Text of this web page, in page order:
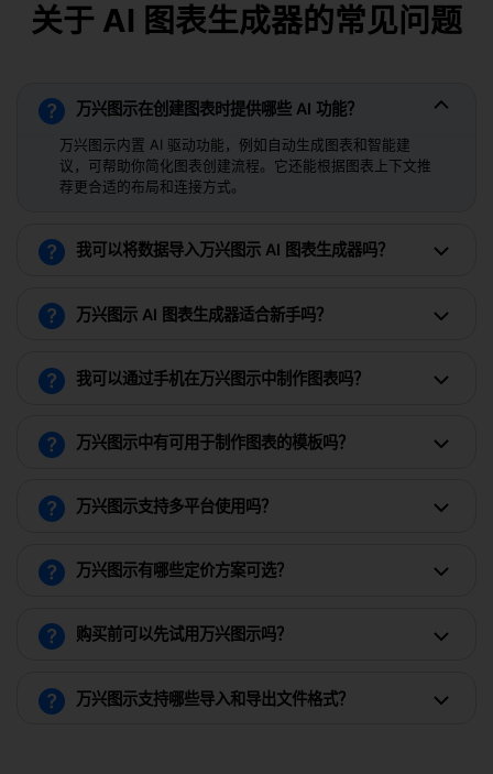
在线编辑
关于 AI 图表生成器的常见问题
万兴图示在创建图表时提供哪些 AI 功能？
万兴图示内置 AI 驱动功能，例如自动生成图表和智能建
议，可帮助你简化图表创建流程。它还能根据图表上下文推
荐更合适的布局和连接方式。
我可以将数据导入万兴图示 AI 图表生成器吗？
万兴图示 AI 图表生成器适合新手吗？
我可以通过手机在万兴图示中制作图表吗？
万兴图示中有可用于制作图表的模板吗？
万兴图示支持多平台使用吗？
万兴图示有哪些定价方案可选？
购买前可以先试用万兴图示吗？
万兴图示支持哪些导入和导出文件格式？